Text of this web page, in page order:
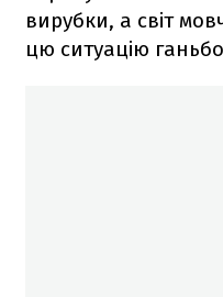
вирубки, а світ
цю ситуацію